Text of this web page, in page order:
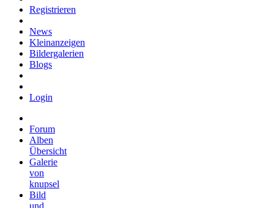
Registrieren
News
Kleinanzeigen
Bildergalerien
Blogs
Login
Forum
Alben
Übersicht
Galerie
von
knupsel
Bild
und